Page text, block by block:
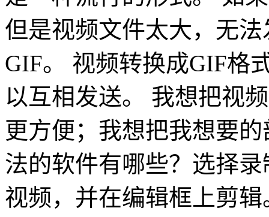
但是视频文件太大，无
GIF。 视频转换成GIF格
以互相发送。 我想把视
更方便；我想把我想要
法的软件有哪些？选择
视频，并在编辑框上剪